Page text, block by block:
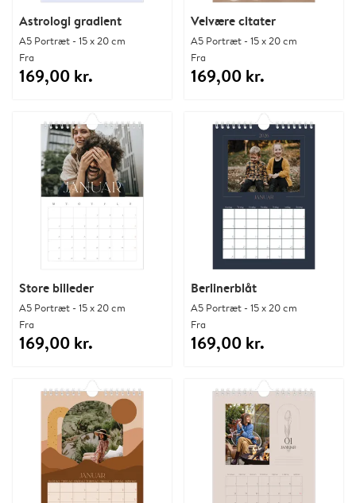
Astrologi gradient
A5 Portræt - 15 x 20 cm
Fra
169,00 kr.
Velvære citater
A5 Portræt - 15 x 20 cm
Fra
169,00 kr.
Store billeder
A5 Portræt - 15 x 20 cm
Fra
169,00 kr.
Berlinerblåt
A5 Portræt - 15 x 20 cm
Fra
169,00 kr.